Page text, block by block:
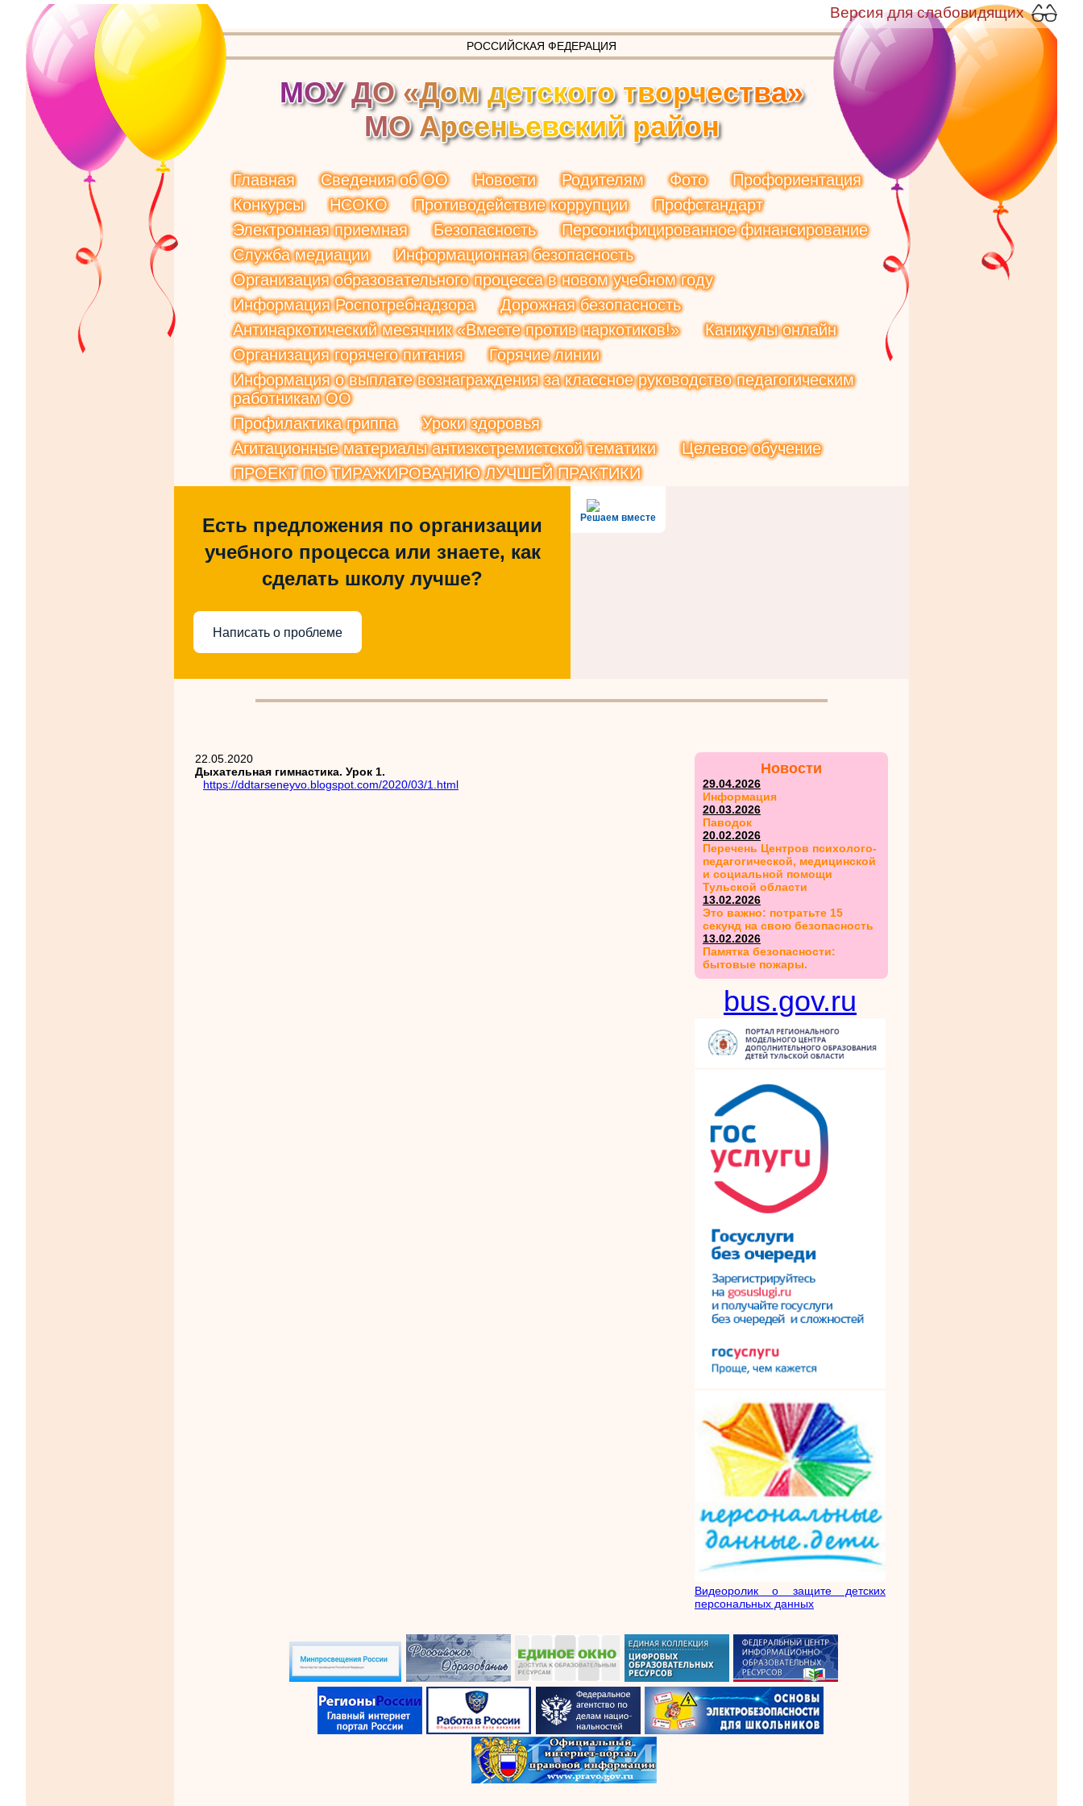
Версия для слабовидящих
РОССИЙСКАЯ ФЕДЕРАЦИЯ
МОУ ДО «Дом детского творчества»
МО Арсеньевский район
Главная Сведения об ОО Новости Родителям Фото
Профориентация
Конкурсы
НСОКО Противодействие коррупции
Профстандарт
Электронная приемная
Безопасность
Персонифицированное финансирование
Служба медиации
Информационная безопасность
Организация образовательного процесса в новом учебном году
Информация Роспотребнадзора
Дорожная безопасность
Антинаркотический месячник «Вместе против наркотиков!»
Каникулы онлайн
Организация горячего питания
Горячие линии
Информация о выплате вознаграждения за классное руководство педагогическим
работникам ОО
Профилактика гриппа
Уроки здоровья
Агитационные материалы антиэкстремистской тематики
Целевое обучение
ПРОЕКТ ПО ТИРАЖИРОВАНИЮ ЛУЧШЕЙ ПРАКТИКИ
Решаем вместе
Есть предложения по организации
учебного процесса или знаете, как
сделать школу лучше?
Написать о проблеме
22.05.2020
Дыхательная гимнастика. Урок 1.
https://ddtarseneyvo.blogspot.com/2020/03/1.html
Новости
29.04.2026
Информация
20.03.2026
Паводок
20.02.2026
Перечень Центров психолого-
педагогической, медицинской
и социальной помощи
Тульской области
13.02.2026
Это важно: потратьте 15
секунд на свою безопасность
13.02.2026
Памятка безопасности:
бытовые пожары.
bus.gov.ru
Видеоролик о защите детских
персональных данных